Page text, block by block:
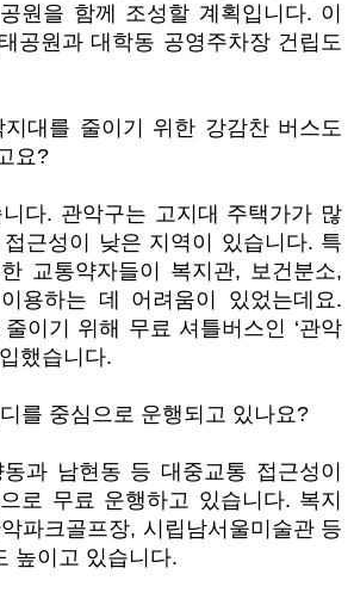
원을 함께 조성할 계획입니다. 이
공원과 대학동 공영주차장 건립도
지대를 줄이기 위한 강감찬 버스도
요?
다. 관악구는 고지대 주택가가 많
근성이 낮은 지역이 있습니다. 특
교통약자들이 복지관, 보건분소,
용하는 데 어려움이 있었는데요.
이기 위해 무료 셔틀버스인 ‘관악
했습니다.
를 중심으로 운행되고 있나요?
동과 남현동 등 대중교통 접근성이
로 무료 운행하고 있습니다. 복지
파크골프장, 시립남서울미술관 등
높이고 있습니다.